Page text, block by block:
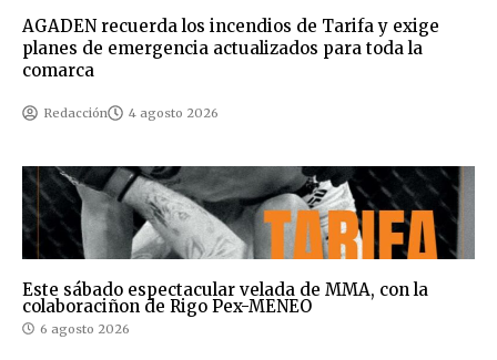
AGADEN recuerda los incendios de Tarifa y exige
planes de emergencia actualizados para toda la
comarca
Redacción 4 agosto 2026
Este sábado espectacular velada de MMA, con la
colaboraciñon de Rigo Pex-MENEO
6 agosto 2026